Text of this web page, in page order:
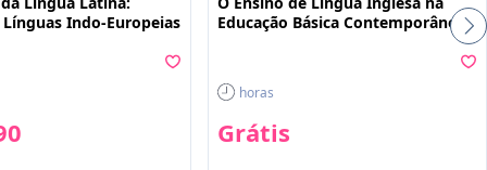
Línguas Indo-Europeias
Educação Básica Contemporânea
horas
Grátis